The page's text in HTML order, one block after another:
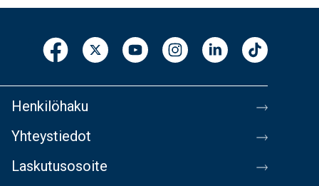
Henkilöhaku
Yhteystiedot
Laskutusosoite